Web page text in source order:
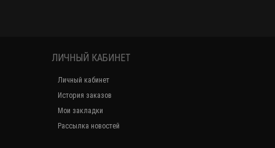
ЛИЧНЫЙ КАБИНЕТ
Личный кабинет
История заказов
Мои закладки
Рассылка новостей